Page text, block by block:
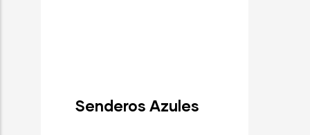
Senderos Azules